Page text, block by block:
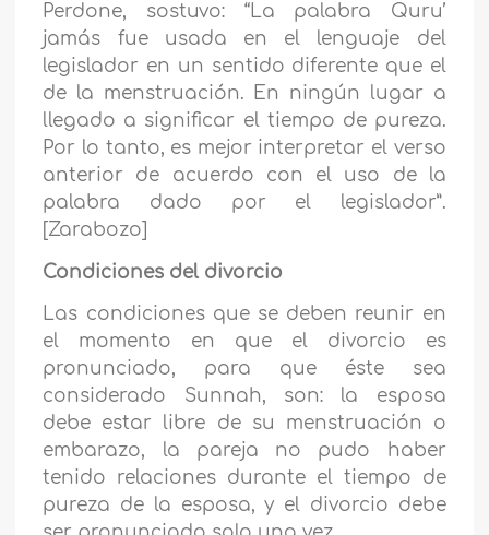
Perdone, sostuvo: “La palabra Quru’
jamás fue usada en el lenguaje del
legislador en un sentido diferente que el
de la menstruación. En ningún lugar a
llegado a significar el tiempo de pureza.
Por lo tanto, es mejor interpretar el verso
anterior de acuerdo con el uso de la
palabra dado por el legislador”.
[Zarabozo]
Condiciones del divorcio
Las condiciones que se deben reunir en
el momento en que el divorcio es
pronunciado, para que éste sea
considerado Sunnah, son: la esposa
debe estar libre de su menstruación o
embarazo, la pareja no pudo haber
tenido relaciones durante el tiempo de
pureza de la esposa, y el divorcio debe